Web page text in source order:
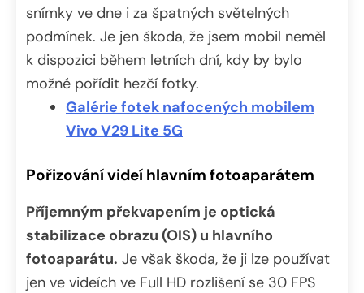
snímky ve dne i za špatných světelných
podmínek. Je jen škoda, že jsem mobil neměl
k dispozici během letních dní, kdy by bylo
možné pořídit hezčí fotky.
Galérie fotek nafocených mobilem
Vivo V29 Lite 5G
Pořizování videí hlavním fotoaparátem
Příjemným překvapením je optická
stabilizace obrazu (OIS) u hlavního
fotoaparátu. Je však škoda, že ji lze používat
jen ve videích ve Full HD rozlišení se 30 FPS